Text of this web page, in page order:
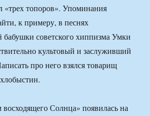
«трех топоров». Упоминания
к примеру, в песнях
бабушки советского хиппизма Умки
культовый и заслуживший
про него взялся товарищ
Солнца» появилась на